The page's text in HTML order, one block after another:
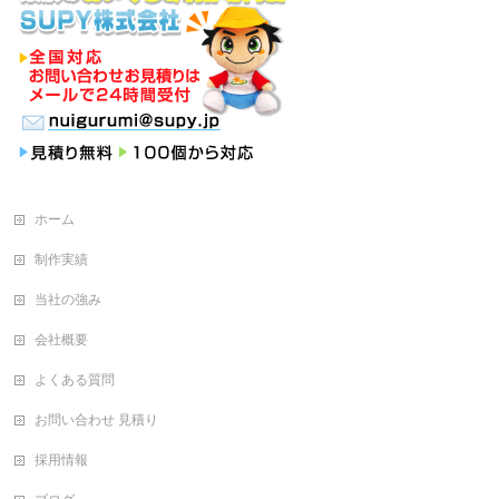
ホーム
制作実績
当社の強み
会社概要
よくある質問
お問い合わせ 見積り
採用情報